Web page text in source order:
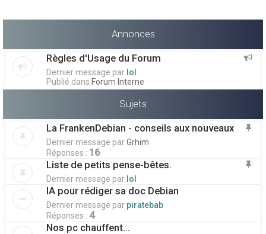
Annonces
Règles d'Usage du Forum
Dernier message par lol
Publié dans Forum Interne
Sujets
La FrankenDebian - conseils aux nouveaux
Dernier message parGrhim
Réponses : 16
Liste de petits pense-bêtes.
Dernier message par lol
IA pour rédiger sa doc Debian
Dernier message par piratebab
Réponses : 4
Nos pc chauffent...